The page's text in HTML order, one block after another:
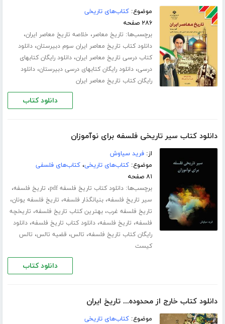
موضوع:کتاب‌های تاریخی
۲۸۶ صفحه
برچسب‌ها: تاریخ معاصر، خلاصه تاریخ معاصر ایران،
دانلود کتاب تاریخ معاصر ایران سوم دبیرستان،دانلود
کتاب درسی تاریخ معاصر ایران،دانلود رایگان کتابهای
درسی،دانلود رایگان کتابهای درسی دبیرستان،دانلود
رایگان کتاب تاریخ معاصر ایران
دانلود کتاب
دانلود کتاب سیر تاریخی فلسفه برای نوآموزان
از:فرید سیاوش
موضوع:کتاب‌های تاریخی،کتاب‌های فلسفی
۸۱ صفحه
برچسب‌ها:دانلود کتاب تاریخ فلسفه pdf ، تاریخ فلسفه،
سیر تاریخ فلسفه،بنیانگذار فلسفه، تاریخ فلسفه یونان،
تاریخ فلسفه غرب،بهترین کتاب تاریخ فلسفه، تاریخچه
فلسفه، تاریخ فلسفه،دانلود کتاب تاریخ فلسفه،دانلود
رایگان کتاب تاریخ فلسفه، تالس، قضیه تالس، تالس
کیست
دانلود کتاب
دانلود کتاب خارج از محدوده... تاریخ ایران
موضوع:کتاب‌های تاریخی